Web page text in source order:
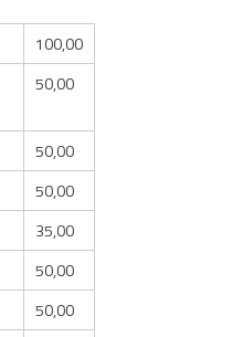
100,00
50,00
50,00
50,00
35,00
50,00
50,00